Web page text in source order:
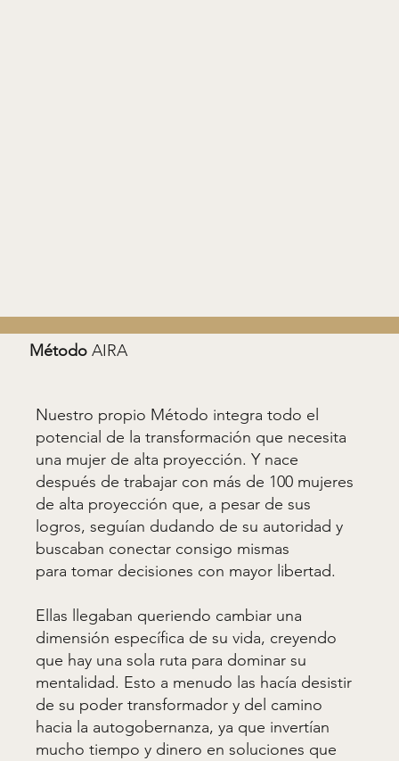
MétodoAIRA
Nuestro propio Método integra todo el
potencial de la transformación que necesita
una mujer de alta proyección. Y nace
después de trabajar con más de 100 mujeres
de alta proyección que, a pesar de sus
logros, seguían dudando de su autoridad y
buscaban conectar consigo mismas
para tomar decisiones con mayor libertad.
Ellas llegaban queriendo cambiar una
dimensión específica de su vida, creyendo
que hay una sola ruta para dominar su
mentalidad. Esto a menudo las hacía desistir
de su poder transformador y del camino
hacia la autogobernanza, ya que invertían
mucho tiempo y dinero en soluciones que